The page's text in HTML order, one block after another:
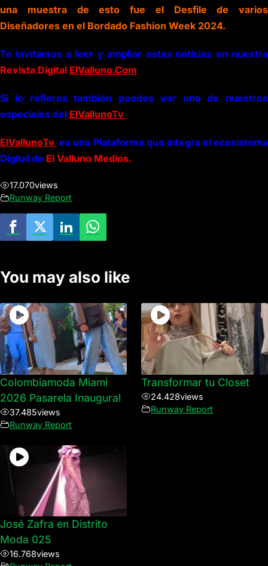
una muestra de esto fue el Desfile de varios
Diseñadores en el Bordado Fashion Week 2024.
Te invitamos a leer y ampliar estas noticias en nuestra
Revista Digital ElValluno.Com
Si lo refieres también puedes ver uno de nuestros
especiales del ElVallunoTv
ElVallunoTv es una Plataforma que integra el ecosistema
Digital de El Valluno Medios.
17.070views
Runway Report
You may also like
Colombiamoda Miami
2026 Pasarela Inaugural
37.485views
Runway Report
Transformar tu Closet
24.428views
Runway Report
José Zafra en Distrito
Moda 025
16.768views